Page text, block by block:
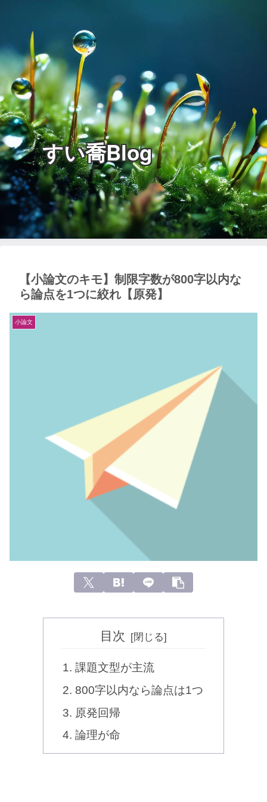
すい喬Blog
【小論文のキモ】制限字数が800字以内な
ら論点を1つに絞れ【原発】
小論文
目次
課題文型が主流
800字以内なら論点は1つ
原発回帰
論理が命